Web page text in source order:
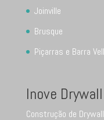
Joinville
Brusque
Piçarras e Barra
Inove Drywall
Construção de